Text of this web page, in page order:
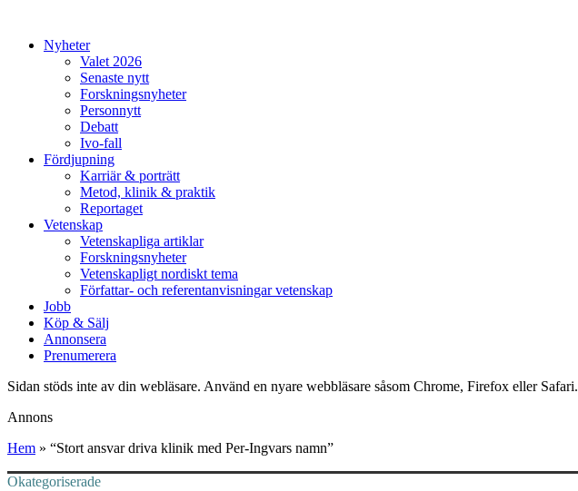
Nyheter
Valet 2026
Senaste nytt
Forskningsnyheter
Personnytt
Debatt
Ivo-fall
Fördjupning
Karriär & porträtt
Metod, klinik & praktik
Reportaget
Vetenskap
Vetenskapliga artiklar
Forskningsnyheter
Vetenskapligt nordiskt tema
Författar- och referentanvisningar vetenskap
Jobb
Köp & Sälj
Annonsera
Prenumerera
Sidan stöds inte av din webläsare. Använd en nyare webbläsare såsom Chrome, Firefox eller Safari.
Annons
Hem » “Stort ansvar driva klinik med Per-Ingvars namn”
Okategoriserade